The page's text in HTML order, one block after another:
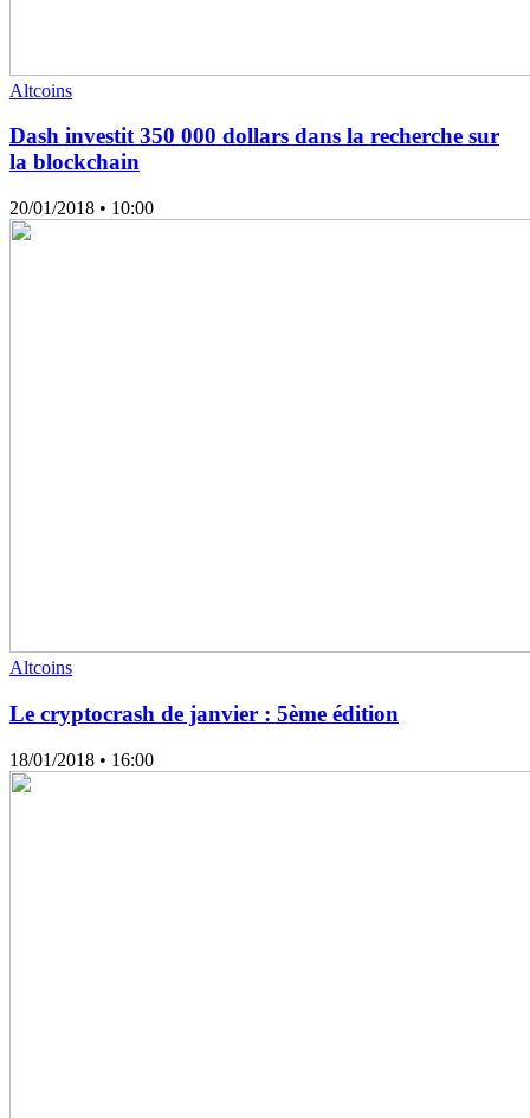
Altcoins
Dash investit 350 000 dollars dans la recherche sur
la blockchain
20/01/2018 • 10:00
Altcoins
Le cryptocrash de janvier : 5ème édition
18/01/2018 • 16:00